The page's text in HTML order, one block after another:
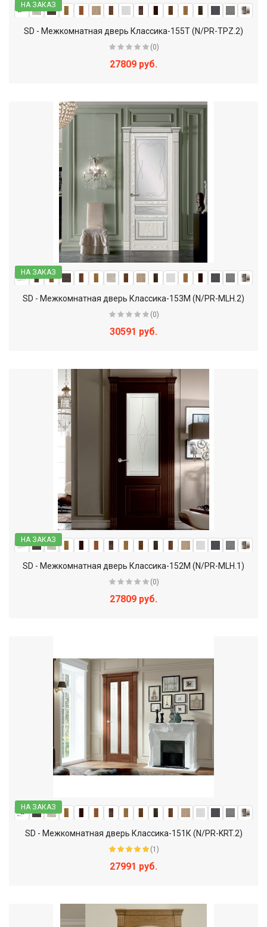
НА ЗАКАЗ
SD - Межкомнатная дверь Классика-155Т (N/PR-TPZ.2)
(0)
27809 руб.
НА ЗАКАЗ
SD - Межкомнатная дверь Классика-153М (N/PR-MLH.2)
(0)
30591 руб.
НА ЗАКАЗ
SD - Межкомнатная дверь Классика-152М (N/PR-MLH.1)
(0)
27809 руб.
НА ЗАКАЗ
SD - Межкомнатная дверь Классика-151К (N/PR-KRT.2)
(1)
27991 руб.